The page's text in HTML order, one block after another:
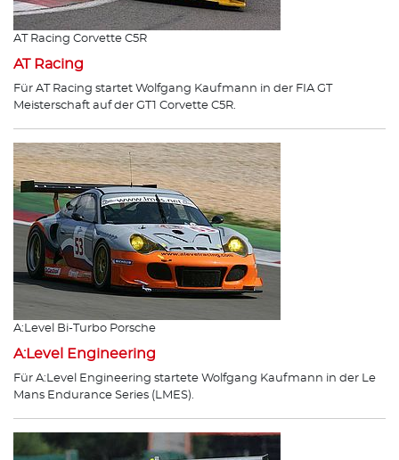
AT Racing Corvette C5R
AT Racing
Für AT Racing startet Wolfgang Kaufmann in der FIA GT
Meisterschaft auf der GT1 Corvette C5R.
A:Level Bi-Turbo Porsche
A:Level Engineering
Für A:Level Engineering startete Wolfgang Kaufmann in der Le
Mans Endurance Series (LMES).